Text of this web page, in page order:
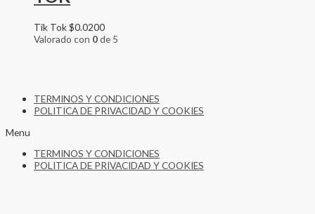
Tik Tok$0.0200
Valorado con 0de 5
TERMINOS Y CONDICIONES
POLITICA DE PRIVACIDAD Y COOKIES
Menu
TERMINOS Y CONDICIONES
POLITICA DE PRIVACIDAD Y COOKIES